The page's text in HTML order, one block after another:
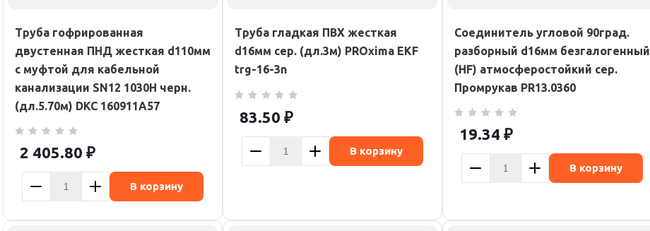
Труба гофрированная
двустенная ПНД жесткая d110мм
с муфтой для кабельной
канализации SN12 1030Н черн.
(дл.5.70м) DKC 160911A57
2 405.80 ₽
В корзину
Труба гладкая ПВХ жесткая
d16мм сер. (дл.3м) PROxima EKF
trg-16-3n
83.50 ₽
В корзину
Соединитель угловой 90град.
разборный d16мм безгалогенный
(HF) атмосферостойкий сер.
Промрукав PR13.0360
19.34 ₽
В корзину